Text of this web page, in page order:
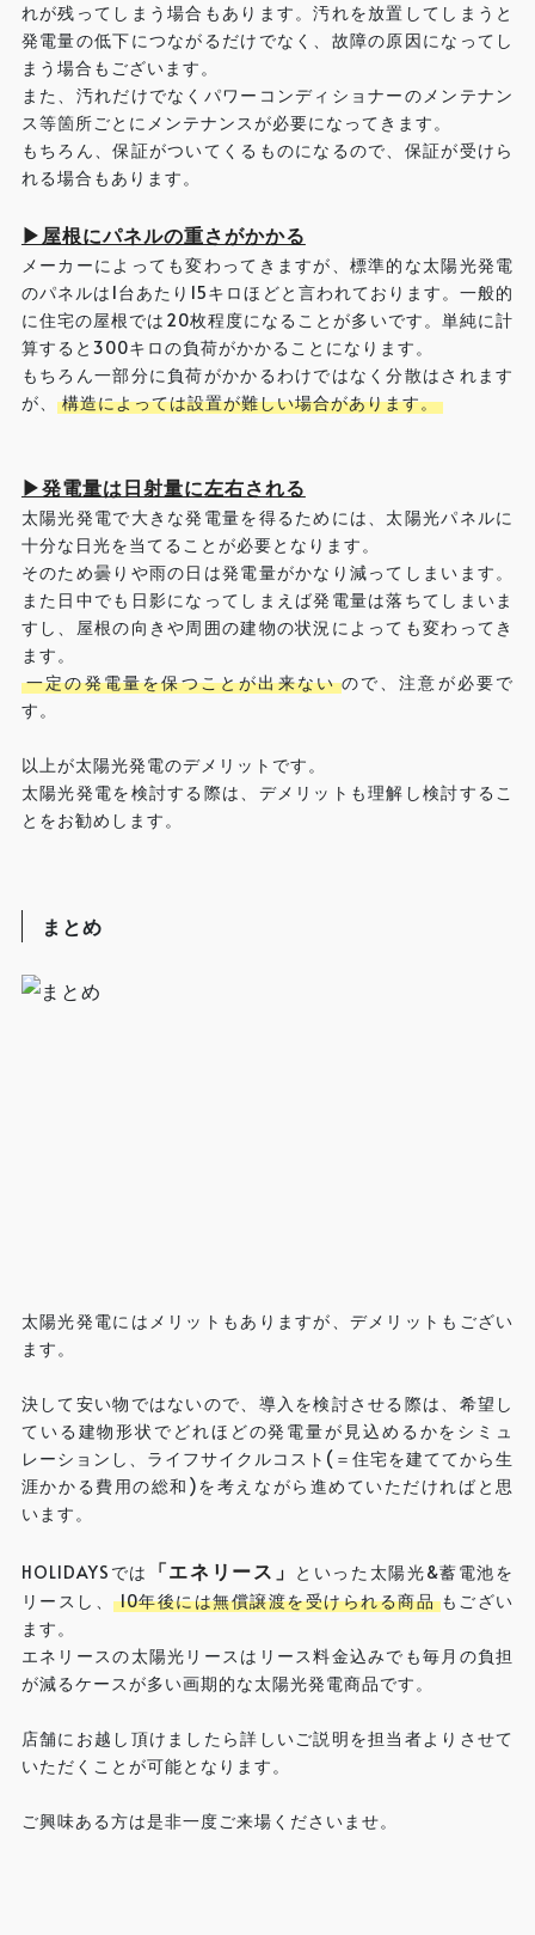
れが残ってしまう場合もあります。汚れを放置してしまうと
発電量の低下につながるだけでなく、故障の原因になってし
まう場合もございます。
また、汚れだけでなくパワーコンディショナーのメンテナン
ス等箇所ごとにメンテナンスが必要になってきます。
もちろん、保証がついてくるものになるので、保証が受けら
れる場合もあります。
▶屋根にパネルの重さがかかる
メーカーによっても変わってきますが、標準的な太陽光発電
のパネルは1台あたり15キロほどと言われております。一般的
に住宅の屋根では20枚程度になることが多いです。単純に計
算すると300キロの負荷がかかることになります。
もちろん一部分に負荷がかかるわけではなく分散はされます
が、
構造によっては設置が難しい場合があります。
▶発電量は日射量に左右される
太陽光発電で大きな発電量を得るためには、太陽光パネルに
十分な日光を当てることが必要となります。
そのため曇りや雨の日は発電量がかなり減ってしまいます。
また日中でも日影になってしまえば発電量は落ちてしまいま
すし、屋根の向きや周囲の建物の状況によっても変わってき
ます。
一定の発電量を保つことが出来ない ので、注意が必要で
す。
以上が太陽光発電のデメリットです。
太陽光発電を検討する際は、デメリットも理解し検討するこ
とをお勧めします。
まとめ
太陽光発電にはメリットもありますが、デメリットもござい
ます。
決して安い物ではないので、導入を検討させる際は、希望し
ている建物形状でどれほどの発電量が見込めるかをシミュ
レーションし、ライフサイクルコスト(＝住宅を建ててから生
涯かかる費用の総和)を考えながら進めていただければと思
います。
HOLIDAYSでは 「エネリース」 といった太陽光&蓄電池を
リースし、 10年後には無償譲渡を受けられる商品 もござい
ます。
エネリースの太陽光リースはリース料金込みでも毎月の負担
が減るケースが多い画期的な太陽光発電商品です。
店舗にお越し頂けましたら詳しいご説明を担当者よりさせて
いただくことが可能となります。
ご興味ある方は是非一度ご来場くださいませ。